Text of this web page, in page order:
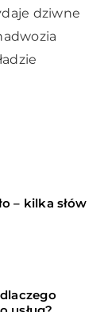
dziwne
– kilka słów